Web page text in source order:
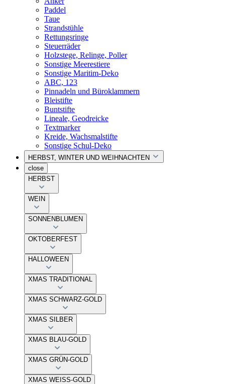
Paddel
Taue
Strandstühle
Rettungsringe
Steuerräder
Holzstege, Relinge, Poller
Sonstige Meerestiere
Sonstige Maritim-Deko
ABC, 123
Pinnadeln und Büroklammern
Bleistifte
Buntstifte
Lineale, Geodreicke
Textmarker
Kreide, Wachsmalstifte
Sonstige Schul-Deko
HERBST, WINTER UND WEIHNACHTEN
close
HERBST
WEIN
SONNENBLUMEN
OKTOBERFEST
HALLOWEEN
XMAS TRADITIONAL
XMAS SCHWARZ-GOLD
XMAS SILBER
XMAS BLAU-GOLD
XMAS GRÜN-GOLD
XMAS WEISS-GOLD